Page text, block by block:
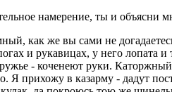
намерение, ты и объясни
как же вы сами не
и рукавицах, у него лопата
- коченеют руки.
Я прихожу в казарму - дадут